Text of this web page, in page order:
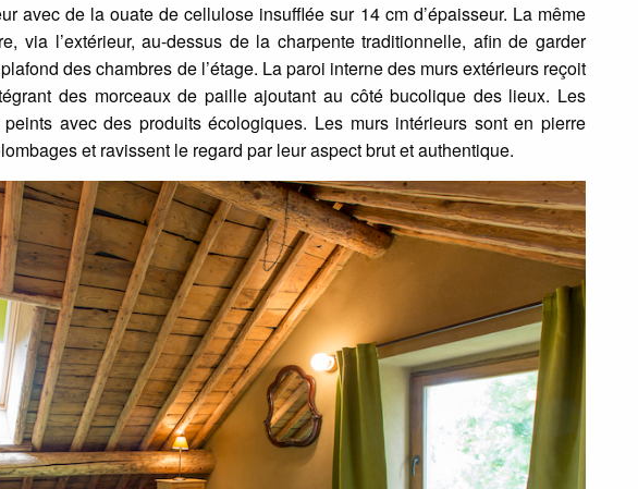
avec de la ouate de cellulose insufflée sur 14 cm d’épaisseur. La même
via l’extérieur, au-dessus de la charpente traditionnelle, afin de garder
des chambres de l’étage. La paroi interne des murs extérieurs reçoit
des morceaux de paille ajoutant au côté bucolique des lieux. Les
avec des produits écologiques. Les murs intérieurs sont en pierre
et ravissent le regard par leur aspect brut et authentique.